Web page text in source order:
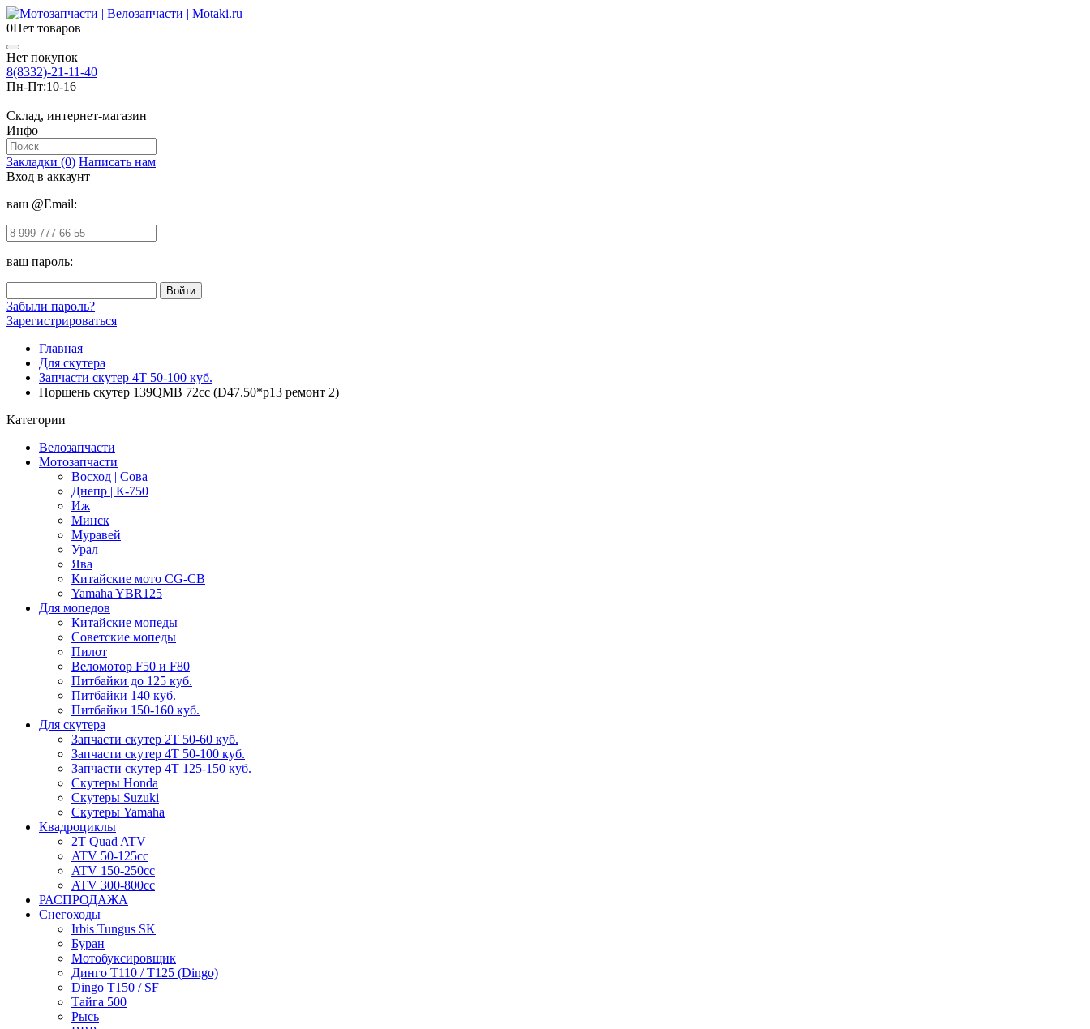
0Нет товаров
Нет покупок
8(8332)-21-11-40
Пн-Пт:10-16
Склад, интернет-магазин
Инфо
Закладки (0) Написать нам
Вход в аккаунт
ваш @Email:
ваш пароль:
Забыли пароль?
Зарегистрироваться
Главная
Для скутера
Запчасти скутер 4Т 50-100 куб.
Поршень скутер 139QMB 72cc (D47.50*p13 ремонт 2)
Категории
Велозапчасти
Мотозапчасти
Восход | Сова
Днепр | К-750
Иж
Минск
Муравей
Урал
Ява
Китайские мото CG-CB
Yamaha YBR125
Для мопедов
Китайские мопеды
Советские мопеды
Пилот
Веломотор F50 и F80
Питбайки до 125 куб.
Питбайки 140 куб.
Питбайки 150-160 куб.
Для скутера
Запчасти скутер 2Т 50-60 куб.
Запчасти скутер 4Т 50-100 куб.
Запчасти скутер 4Т 125-150 куб.
Скутеры Honda
Скутеры Suzuki
Скутеры Yamaha
Квадроциклы
2T Quad ATV
ATV 50-125cc
ATV 150-250cc
ATV 300-800cc
РАСПРОДАЖА
Снегоходы
Irbis Tungus SK
Буран
Мотобуксировщик
Динго T110 / T125 (Dingo)
Dingo T150 / SF
Тайга 500
Рысь